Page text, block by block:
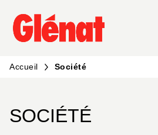
MENU RECHERCHE
PIED DE PAGE
Accueil Société
SOCIÉTÉ